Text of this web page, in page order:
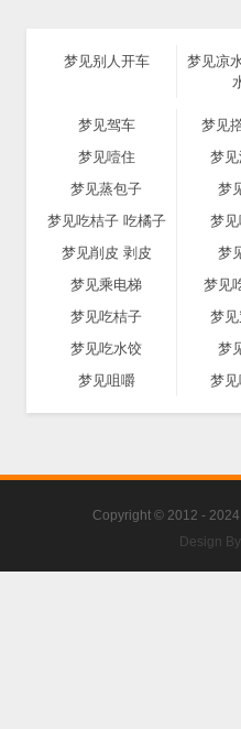
梦见别人开车
梦见凉
梦见驾车
梦见
梦见噎住
梦
梦见蒸包子
梦
梦见吃桔子 吃橘子
梦
梦见削皮 剥皮
梦
梦见乘电梯
梦见
梦见吃桔子
梦
梦见吃水饺
梦
梦见咀嚼
梦
Copyright © 2012 - 2024
Design